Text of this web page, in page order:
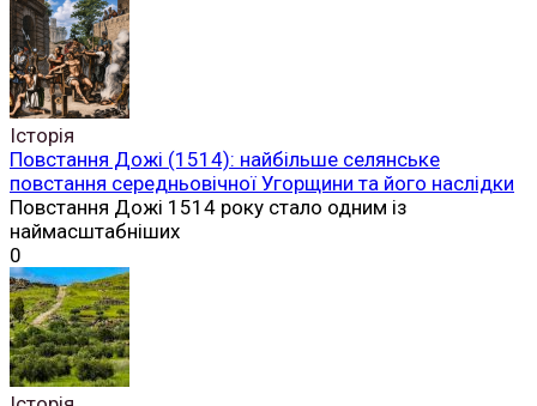
Історія
Повстання Дожі (1514): найбільше селянське
повстання середньовічної Угорщини та його наслідки
Повстання Дожі 1514 року стало одним із
наймасштабніших
0